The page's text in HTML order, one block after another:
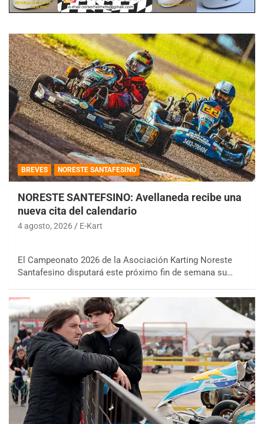
BREVES NORESTE SANTAFESINO
NORESTE SANTEFSINO: Avellaneda recibe una
nueva cita del calendario
4 agosto, 2026 E-Kart
El Campeonato 2026 de la Asociación Karting Noreste
Santafesino disputará este próximo fin de semana su…